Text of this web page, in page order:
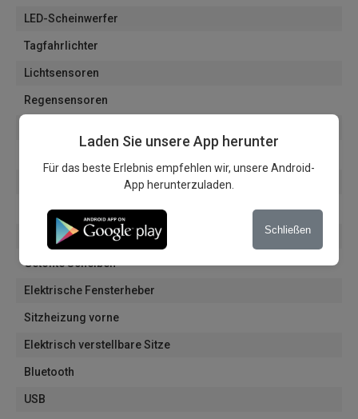
LED-Scheinwerfer
Tagfahrlichter
Lichtsensoren
Regensensoren
Automatische Abdunkelung des Innenspiegels
Alufelgen
Navigation
Getönte Scheiben
Elektrische Fensterheber
Sitzheizung vorne
Elektrisch verstellbare Sitze
Bluetooth
USB
Laden Sie unsere App herunter
Für das beste Erlebnis empfehlen wir, unsere Android-
App herunterzuladen.
Schließen